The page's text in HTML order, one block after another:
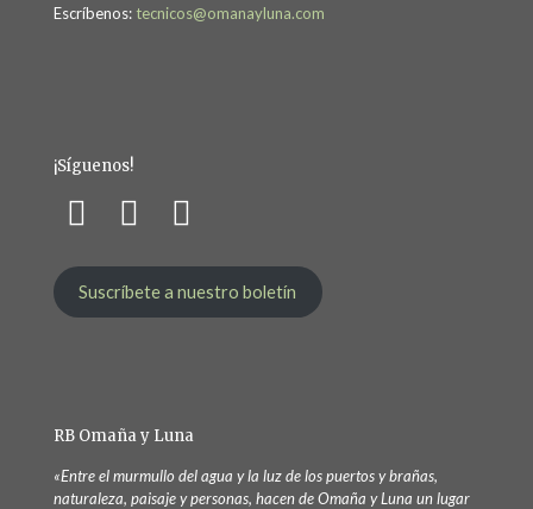
Escríbenos: tecnicos@omanayluna.com
¡Síguenos!
Suscríbete a nuestro boletín
RB Omaña y Luna
«Entre el murmullo del agua y la luz de los puertos y brañas,
naturaleza, paisaje y personas, hacen de Omaña y Luna un lugar